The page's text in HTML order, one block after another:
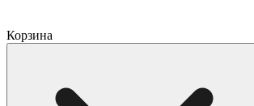
Корзина